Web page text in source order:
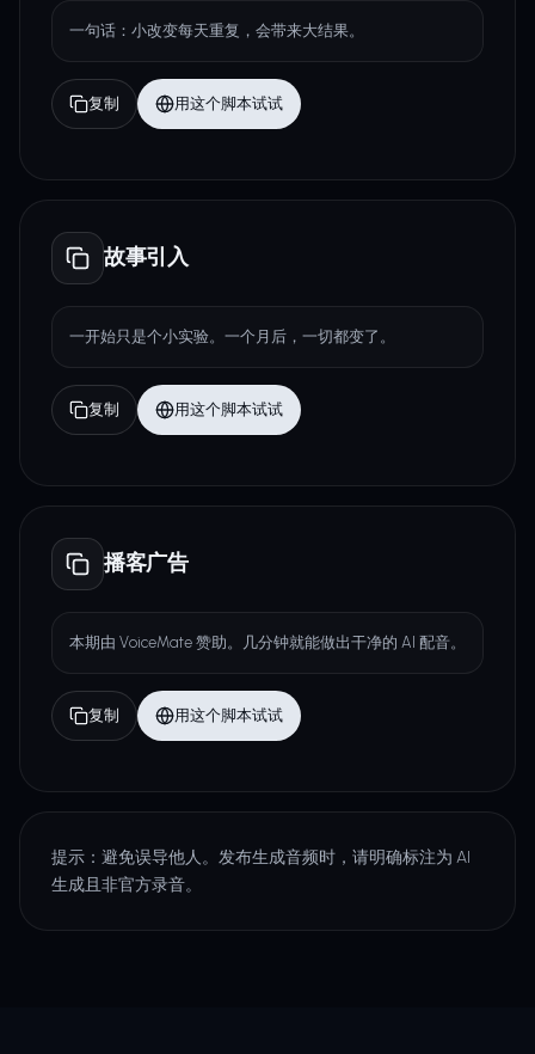
一句话：小改变每天重复，会带来大结果。
复制 用这个脚本试试
故事引入
一开始只是个小实验。一个月后，一切都变了。
复制 用这个脚本试试
播客广告
本期由 VoiceMate 赞助。几分钟就能做出干净的 AI 配音。
复制 用这个脚本试试
提示：避免误导他人。发布生成音频时，请明确标注为 AI
生成且非官方录音。